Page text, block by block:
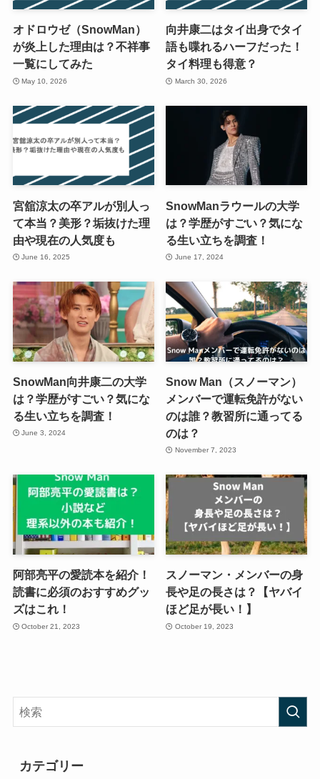
オドロウゼ（SnowMan）
が炎上した理由は？不祥事
一覧にしてみた
May 10, 2026
向井康二はタイ出身でタイ
語も喋れるハーフだった！
タイ料理も得意？
March 30, 2026
宮舘涼太の卒アルが別人っ
て本当？美形？垢抜けた理
由や現在の人気度も
June 16, 2025
SnowManラウールの大学
は？学歴がすごい？気にな
る生い立ちを調査！
June 17, 2024
SnowMan向井康二の大学
は？学歴がすごい？気にな
る生い立ちを調査！
June 3, 2024
Snow Man（スノーマン）
メンバーで運転免許がない
のは誰？教習所に通ってる
のは？
November 7, 2023
阿部亮平の愛読本を紹介！
読書に必須のおすすめグッ
ズはこれ！
October 21, 2023
スノーマン・メンバーの身
長や足の長さは？【ヤバイ
ほど足が長い！】
October 19, 2023
カテゴリー